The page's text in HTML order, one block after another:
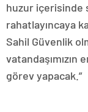
huzur içerisinde
rahatlayıncaya
Sahil Güvenlik
vatandaşımızın
görev yapacak.”